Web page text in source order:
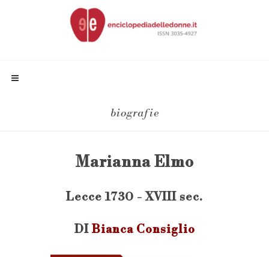
biografie
Marianna Elmo
Lecce 1730 - XVIII sec.
DI Bianca Consiglio